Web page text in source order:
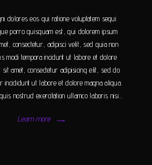
dolores eos qui ratione voluptatem sequi
porro quisquam est, qui dolorem ipsum
consectetur, adipisci velit, sed quia non
modi tempora incidunt ut labore et dolore
sit amet, consectetur adipisicing elit, sed do
incididunt ut labore et dolore magna aliqua.
nostrud exercitation ullamco laboris nisi…
Learn more